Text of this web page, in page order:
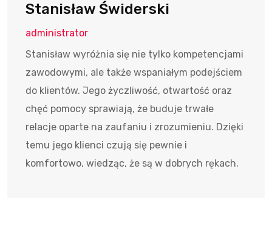
Stanisław Świderski
administrator
Stanisław wyróżnia się nie tylko kompetencjami
zawodowymi, ale także wspaniałym podejściem
do klientów. Jego życzliwość, otwartość oraz
chęć pomocy sprawiają, że buduje trwałe
relacje oparte na zaufaniu i zrozumieniu. Dzięki
temu jego klienci czują się pewnie i
komfortowo, wiedząc, że są w dobrych rękach.